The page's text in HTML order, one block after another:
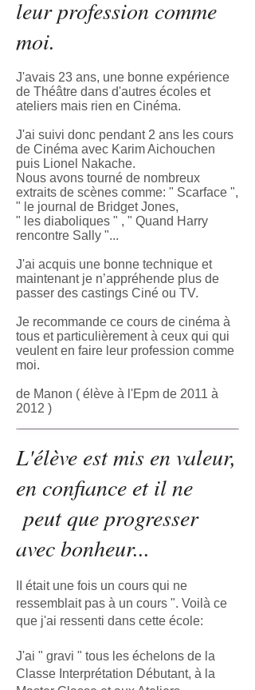
leur profession comme
moi.
J'avais 23 ans, une bonne expérience
de Théâtre dans d'autres écoles et
ateliers mais rien en Cinéma.
J'ai suivi donc pendant 2 ans les cours
de Cinéma avec Karim Aichouchen
puis Lionel Nakache.
Nous avons tourné de nombreux
extraits de scènes comme: " Scarface ",
" le journal de Bridget Jones,
" les diaboliques " , " Quand Harry
rencontre Sally "...
J'ai acquis une bonne technique et
maintenant je n’appréhende plus de
passer des castings Ciné ou TV.
Je recommande ce cours de cinéma à
tous et particulièrement à ceux qui qui
veulent en faire leur profession comme
moi.
de Manon ( élève à l'Epm de 2011 à
2012 )
L'élève est mis en valeur,
en confiance et il ne
peut que progresser
avec bonheur...
II était une fois un cours qui ne
ressemblait pas à un cours ". Voilà ce
que j'ai ressenti dans cette école:
J'ai " gravi " tous les échelons de la
Classe Interprétation Débutant, à la